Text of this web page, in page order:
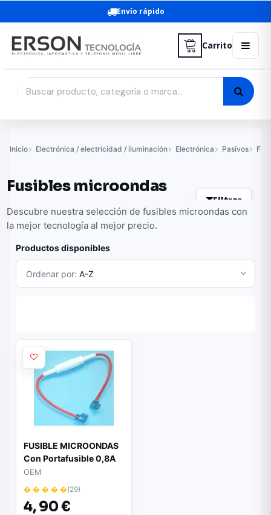
Envío rápido
Carrito
Inicio Electrónica / electricidad / iluminación Electrónica Pasivos
Fusibles microondas
Filtrar
Descubre nuestra selección de fusibles microondas con
la mejor tecnología al mejor precio.
Productos disponibles
Ordenar por: A-Z
FUSIBLE MICROONDAS
Con Portafusible 0,8A
5KV.
OEM
� � � � �(29)
4,90 €